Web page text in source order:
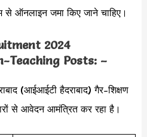
से ऑनलाइन जमा किए जाने चाहिए।
2024
Posts: –
(आईआईटी हैदराबाद) गैर-शिक्षण
से आवेदन आमंत्रित कर रहा है।